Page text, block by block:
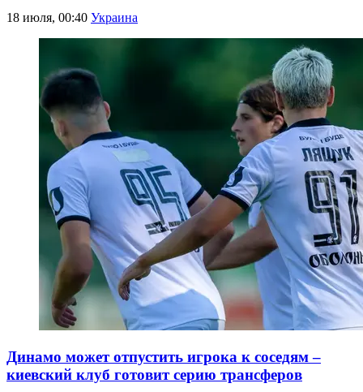
18 июля, 00:40 Украина
Динамо может отпустить игрока к соседям –
киевский клуб готовит серию трансферов